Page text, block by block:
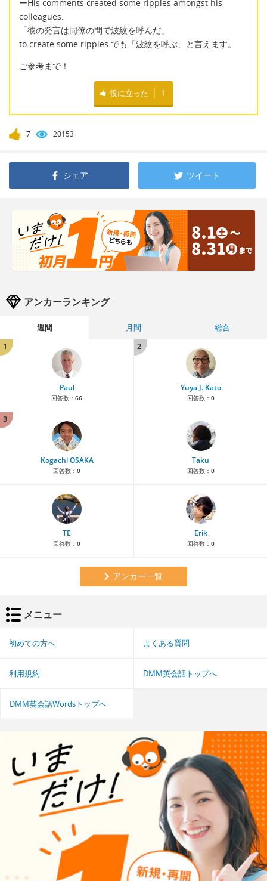
ーHis comments created some ripples amongst his
colleagues.
「彼の発言は同僚の間で波紋を呼んだ」
to create some ripples でも「波紋を呼ぶ」と言えます。
ご参考まで！
役に立った 1
7 20153
シェア ツイート
アンカーランキング
週間 月間
総合
1
Paul
回答数： 66
2
Yuya J. Kato
回答数： 0
3
Kogachi OSAKA
回答数： 0
Taku
回答数： 0
TE
回答数： 0
Erik
回答数： 0
アンカー一覧
メニュー
初めての方へ よくある質問
利用規約 DMM英会話トップへ
DMM英会話Wordsトップへ